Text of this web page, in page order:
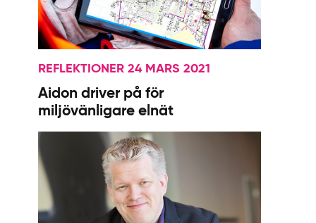
REFLEKTIONER 24 MARS 2021
Aidon driver på för
miljövänligare elnät